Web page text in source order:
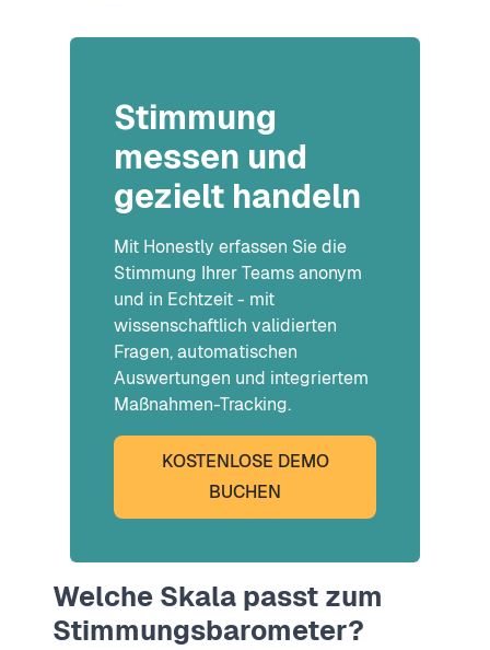
Stimmung
messen und
gezielt handeln
Mit Honestly erfassen Sie die
Stimmung Ihrer Teams anonym
und in Echtzeit - mit
wissenschaftlich validierten
Fragen, automatischen
Auswertungen und integriertem
Maßnahmen-Tracking.
KOSTENLOSE DEMO
BUCHEN
Welche Skala passt zum
Stimmungsbarometer?